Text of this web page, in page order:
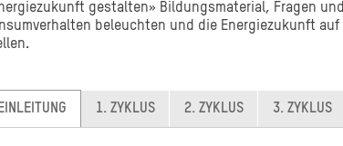
gestalten» Bildungsmaterial, Fragen
beleuchten und die Energiezukunft
1. ZYKLUS 2. ZYKLUS 3. ZYKLUS